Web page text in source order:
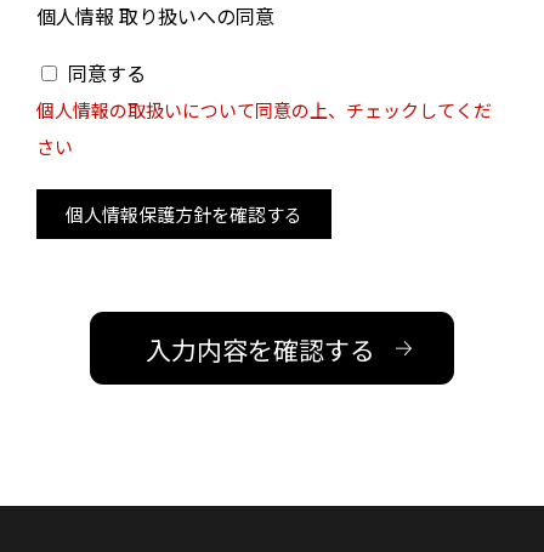
個人情報 取り扱いへの同意
同意する
個人情報の取扱いについて同意の上、チェックしてくだ
さい
個人情報保護方針を確認する